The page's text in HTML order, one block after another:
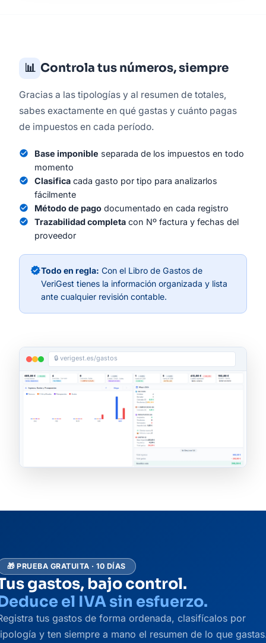
📊 Controla tus números, siempre
Gracias a las tipologías y al resumen de totales,
sabes exactamente en qué gastas y cuánto pagas
de impuestos en cada período.
check_circle Base imponible separada de los impuestos en todo
momento
check_circle Clasificacada gasto por tipo para analizarlos
fácilmente
check_circle Método de pagodocumentado en cada registro
check_circle Trazabilidad completacon Nº factura y fechas del
proveedor
verifiedTodo en regla: Con el Libro de Gastos de
VeriGest tienes la información organizada y lista
ante cualquier revisión contable.
🔒 verigest.es/gastos
🎁 PRUEBA GRATUITA · 10 DÍAS
gastos, bajo control.
el IVA sin esfuerzo.
tus gastos de forma ordenada, clasifícalos por
y ten siempre a mano el resumen de lo que